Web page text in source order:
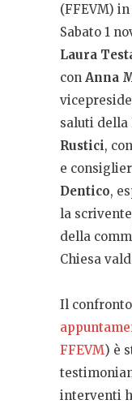
(FFEVM)
Sabato 1
Laura
con Anna
saluti della
Rustici, con
e
Dentico,
la
della
Chiesa
Il
FFEVM) è
interventi